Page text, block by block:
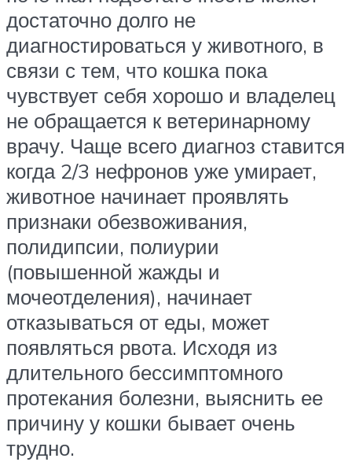
достаточно долго не
диагностироваться у животного, в
связи с тем, что кошка пока
чувствует себя хорошо и владелец
не обращается к ветеринарному
врачу. Чаще всего диагноз ставится
когда 2/3 нефронов уже умирает,
животное начинает проявлять
признаки обезвоживания,
полидипсии, полиурии
(повышенной жажды и
мочеотделения), начинает
отказываться от еды, может
появляться рвота. Исходя из
длительного бессимптомного
протекания болезни, выяснить ее
причину у кошки бывает очень
трудно.